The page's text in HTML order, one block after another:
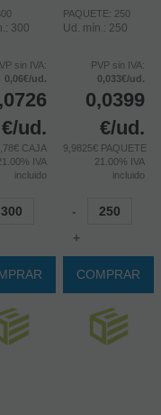
300
sin IVA:
0,06€/ud.
€/ud.
CAJA
IVA
incluido
PAQUETE: 250
Ud. mín.: 250
PVP sin IVA:
0,033€/ud.
0,0399
€/ud.
9,9825€ PAQUETE
21.00% IVA
incluido
-
+
COMPRAR